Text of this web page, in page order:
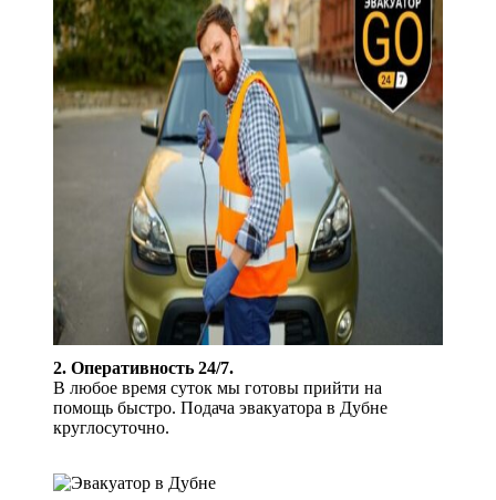
2. Оперативность 24/7.
В любое время суток мы готовы прийти на
помощь быстро. Подача эвакуатора в Дубне
круглосуточно.